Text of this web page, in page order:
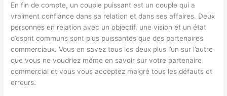
En fin de compte, un couple puissant est un couple qui a
vraiment confiance dans sa relation et dans ses affaires. Deux
personnes en relation avec un objectif, une vision et un état
d’esprit communs sont plus puissantes que des partenaires
commerciaux. Vous en savez tous les deux plus l’un sur l’autre
que vous ne voudriez même en savoir sur votre partenaire
commercial et vous vous acceptez malgré tous les défauts et
erreurs.